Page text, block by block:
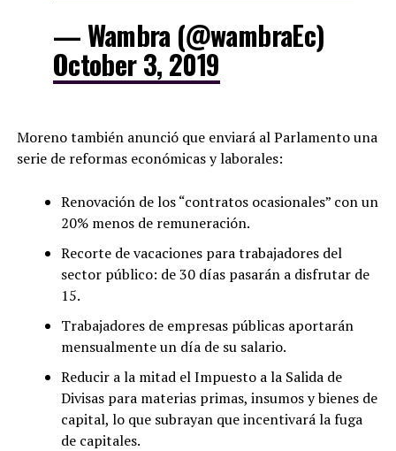
— Wambra (@wambraEc)
October 3, 2019
Moreno también anunció que enviará al Parlamento una
serie de reformas económicas y laborales:
Renovación de los “contratos ocasionales” con un
20% menos de remuneración.
Recorte de vacaciones para trabajadores del
sector público: de 30 días pasarán a disfrutar de
15.
Trabajadores de empresas públicas aportarán
mensualmente un día de su salario.
Reducir a la mitad el Impuesto a la Salida de
Divisas para materias primas, insumos y bienes de
capital, lo que subrayan que incentivará la fuga
de capitales.